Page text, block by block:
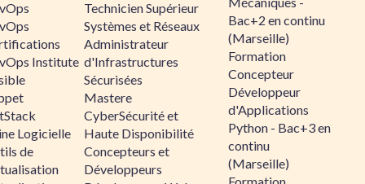
Institute
Logicielle
de
Technicien Supérieur
Systèmes et Réseaux
Administrateur
d'Infrastructures
Sécurisées
Mastere
CyberSécurité et
Haute Disponibilité
Concepteurs et
Développeurs
Bac+2 en continu
(Marseille)
Formation
Concepteur
Développeur
d'Applications
Python - Bac+3 en
continu
(Marseille)